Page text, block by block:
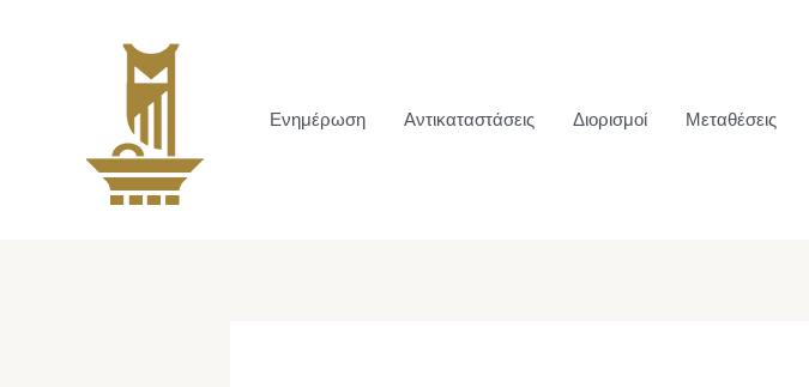
Ενημέρωση Αντικαταστάσεις Διορισμοί Μεταθέσεις